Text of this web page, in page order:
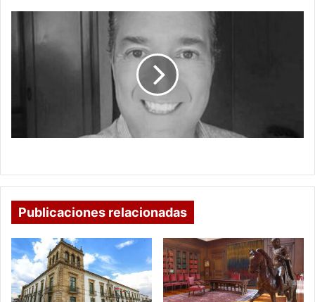
Publicaciones relacionadas